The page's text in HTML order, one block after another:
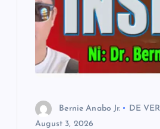
Bernie Anabo Jr.
DE
August 3, 2026